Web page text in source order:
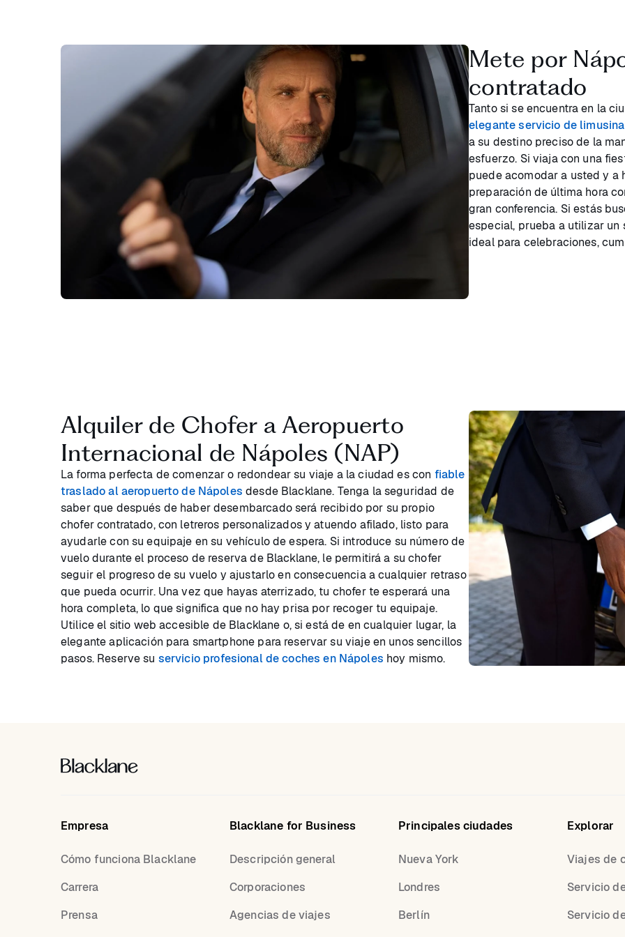
Mete por
contratado
Tanto si se encuentra en la
elegante servicio de
a su destino preciso de la
esfuerzo. Si viaja con una
puede acomodar a usted y a
preparación de última hora
gran conferencia. Si estás
especial, prueba a utilizar
ideal para celebraciones,
Alquiler de Chofer a Aeropuerto
Internacional de Nápoles (NAP)
La forma perfecta de comenzar o redondear su viaje a la ciudad es con fiable
traslado al aeropuerto de Nápoles desde Blacklane. Tenga la seguridad de
saber que después de haber desembarcado será recibido por su propio
chofer contratado, con letreros personalizados y atuendo afilado, listo para
ayudarle con su equipaje en su vehículo de espera. Si introduce su número de
vuelo durante el proceso de reserva de Blacklane, le permitirá a su chofer
seguir el progreso de su vuelo y ajustarlo en consecuencia a cualquier retraso
que pueda ocurrir. Una vez que hayas aterrizado, tu chofer te esperará una
hora completa, lo que significa que no hay prisa por recoger tu equipaje.
Utilice el sitio web accesible de Blacklane o, si está de en cualquier lugar, la
elegante aplicación para smartphone para reservar su viaje en unos sencillos
pasos. Reserve su servicio profesional de coches en Nápoles hoy mismo.
Empresa
Cómo funciona Blacklane
Carrera
Prensa
Blacklane for Business
Descripción general
Corporaciones
Agencias de viajes
Principales ciudades
Nueva York
Londres
Berlín
Explorar
Viajes de
Servicio
Servicio